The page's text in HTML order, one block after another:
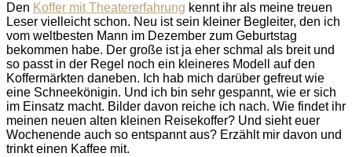
Den Koffer mit Theatererfahrung kennt ihr als meine treuen
Leser vielleicht schon. Neu ist sein kleiner Begleiter, den ich
vom weltbesten Mann im Dezember zum Geburtstag
bekommen habe. Der große ist ja eher schmal als breit und
so passt in der Regel noch ein kleineres Modell auf den
Koffermärkten daneben. Ich hab mich darüber gefreut wie
eine Schneekönigin. Und ich bin sehr gespannt, wie er sich
im Einsatz macht. Bilder davon reiche ich nach. Wie findet ihr
meinen neuen alten kleinen Reisekoffer? Und sieht euer
Wochenende auch so entspannt aus? Erzählt mir davon und
trinkt einen Kaffee mit.